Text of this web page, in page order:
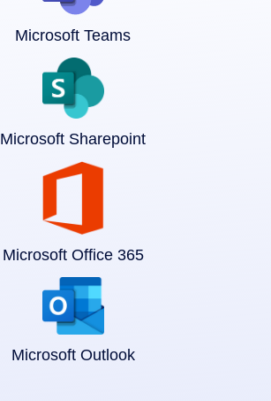
Microsoft Teams
Microsoft Sharepoint
Microsoft Office 365
Microsoft Outlook